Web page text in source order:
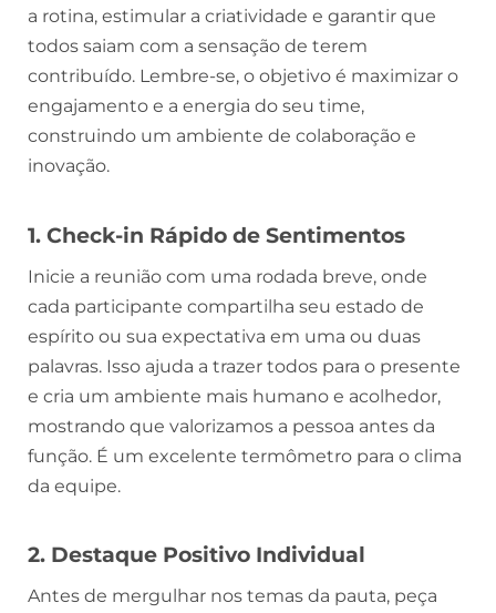
a rotina, estimular a criatividade e garantir que
todos saiam com a sensação de terem
contribuído. Lembre-se, o objetivo é maximizar o
engajamento e a energia do seu time,
construindo um ambiente de colaboração e
inovação.
1. Check-in Rápido de Sentimentos
Inicie a reunião com uma rodada breve, onde
cada participante compartilha seu estado de
espírito ou sua expectativa em uma ou duas
palavras. Isso ajuda a trazer todos para o presente
e cria um ambiente mais humano e acolhedor,
mostrando que valorizamos a pessoa antes da
função. É um excelente termômetro para o clima
da equipe.
2. Destaque Positivo Individual
Antes de mergulhar nos temas da pauta, peça